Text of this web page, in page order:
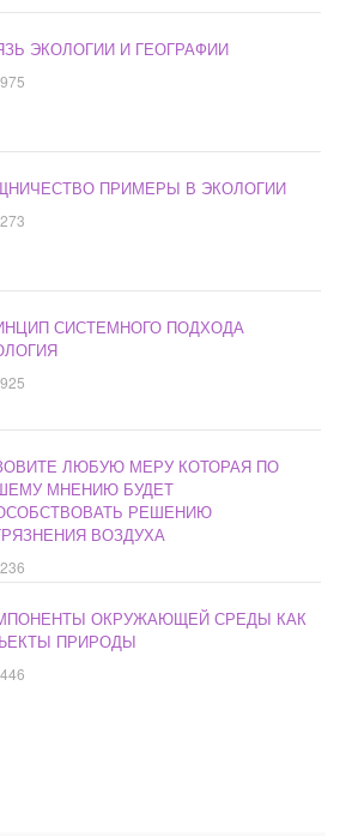
ЭКОЛОГИИ И ГЕОГРАФИИ
ПРИМЕРЫ В ЭКОЛОГИИ
СИСТЕМНОГО ПОДХОДА
ЛЮБУЮ МЕРУ КОТОРАЯ ПО
МНЕНИЮ БУДЕТ
РЕШЕНИЮ
ВОЗДУХА
ОКРУЖАЮЩЕЙ СРЕДЫ КАК
ПРИРОДЫ